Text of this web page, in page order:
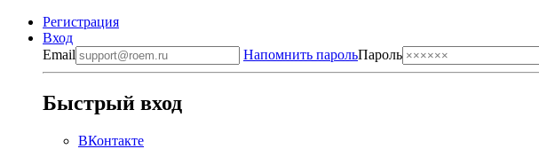
Регистрация
Вход
Email
Напомнить парольПароль
Быстрый вход
ВКонтакте